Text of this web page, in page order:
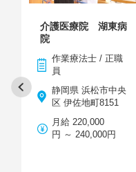
介護医療院 湖東病
院
作業療法士 / 正職
員
静岡県 浜松市中央
区 伊佐地町8151
月給 220,000
円 ～ 240,000円